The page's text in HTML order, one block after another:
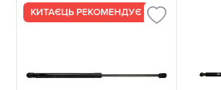
м. Київ, вул. Остафія
Дашкевича, 15
КИТАЄЦЬ РЕКОМЕНДУЄ